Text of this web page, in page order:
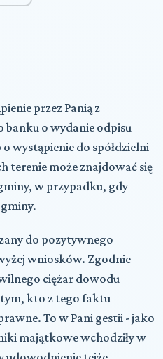
przez Panią z
banku o wydanie odpisu
wystąpienie do spółdzielni
terenie może znajdować się
w przypadku, gdy
do pozytywnego
wniosków. Zgodnie
ciężar dowodu
kto z tego faktu
To w Pani gestii - jako
majątkowe wchodziły w